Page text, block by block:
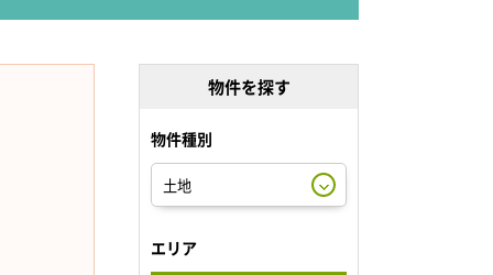
物件を探す
物件種別
エリア